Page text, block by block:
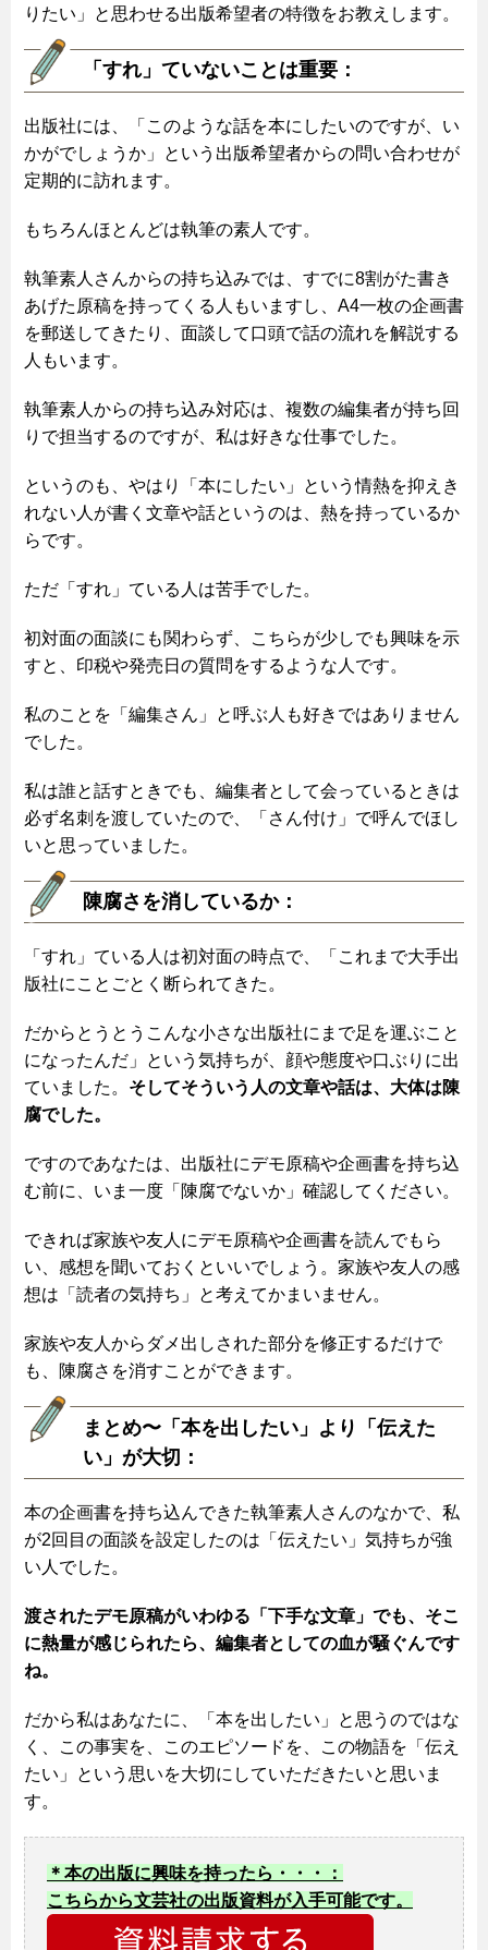
りたい」と思わせる出版希望者の特徴をお教えします。
「すれ」ていないことは重要：
出版社には、「このような話を本にしたいのですが、い
かがでしょうか」という出版希望者からの問い合わせが
定期的に訪れます。
もちろんほとんどは執筆の素人です。
執筆素人さんからの持ち込みでは、すでに8割がた書き
あげた原稿を持ってくる人もいますし、A4一枚の企画書
を郵送してきたり、面談して口頭で話の流れを解説する
人もいます。
執筆素人からの持ち込み対応は、複数の編集者が持ち回
りで担当するのですが、私は好きな仕事でした。
というのも、やはり「本にしたい」という情熱を抑えき
れない人が書く文章や話というのは、熱を持っているか
らです。
ただ「すれ」ている人は苦手でした。
初対面の面談にも関わらず、こちらが少しでも興味を示
すと、印税や発売日の質問をするような人です。
私のことを「編集さん」と呼ぶ人も好きではありません
でした。
私は誰と話すときでも、編集者として会っているときは
必ず名刺を渡していたので、「さん付け」で呼んでほし
いと思っていました。
陳腐さを消しているか：
「すれ」ている人は初対面の時点で、「これまで大手出
版社にことごとく断られてきた。
だからとうとうこんな小さな出版社にまで足を運ぶこと
になったんだ」という気持ちが、顔や態度や口ぶりに出
ていました。 そしてそういう人の文章や話は、大体は陳
腐でした。
ですのであなたは、出版社にデモ原稿や企画書を持ち込
む前に、いま一度「陳腐でないか」確認してください。
できれば家族や友人にデモ原稿や企画書を読んでもら
い、感想を聞いておくといいでしょう。家族や友人の感
想は「読者の気持ち」と考えてかまいません。
家族や友人からダメ出しされた部分を修正するだけで
も、陳腐さを消すことができます。
まとめ〜「本を出したい」より「伝えた
い」が大切：
本の企画書を持ち込んできた執筆素人さんのなかで、私
が2回目の面談を設定したのは「伝えたい」気持ちが強
い人でした。
渡されたデモ原稿がいわゆる「下手な文章」でも、そこ
に熱量が感じられたら、編集者としての血が騒ぐんです
ね。
だから私はあなたに、「本を出したい」と思うのではな
く、この事実を、このエピソードを、この物語を「伝え
たい」という思いを大切にしていただきたいと思いま
す。
＊本の出版に興味を持ったら・・・：
こちらから文芸社の出版資料が入手可能です。